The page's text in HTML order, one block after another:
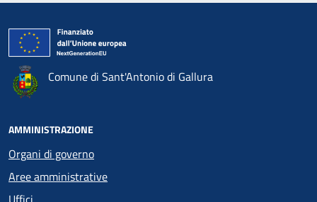
Comune di Sant'Antonio di Gallura
AMMINISTRAZIONE
Organi di governo
Aree amministrative